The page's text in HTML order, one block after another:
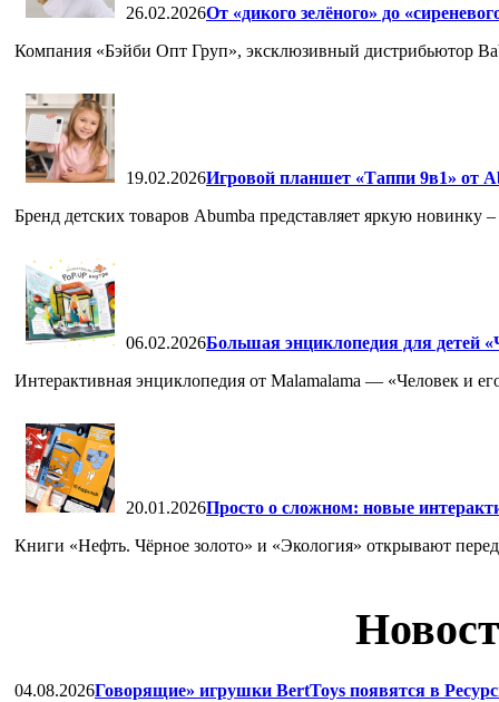
26.02.2026От «дикого зелёного» до
Компания «Бэйби Опт Груп», эксклюзивный дистрибьютор
19.02.2026Игровой планшет «Таппи 9в1» от
Бренд детских товаров Abumba представляет яркую новинку
06.02.2026Большая энциклопедия для детей
Интерактивная энциклопедия от Malamalama — «Человек и
20.01.2026Просто о сложном: новые
Книги «Нефть. Чёрное золото» и «Экология» открывают
04.08.2026Говорящие» игрушки BertToys появятся в